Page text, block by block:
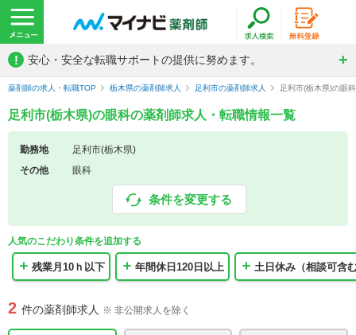
! 安心・安全な転職サポートの提供に努めます。
薬剤師の求人・転職TOP 栃木県の薬剤師求人 足利市の薬剤師求人 足利市(栃木県)の眼
足利市(栃木県)の眼科の薬剤師求人・転職情報一覧
勤務地
足利市(栃木県)
その他
眼科
条件を変更する
人気のこだわり条件を追加する
残業月10ｈ以下 年間休日120日以上 土日休み（相談可含
2 件の薬剤師求人 ※ 非公開求人を除く